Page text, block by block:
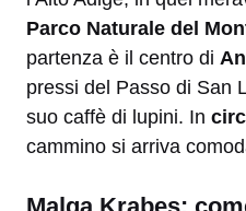
Parco Naturale del
partenza è il centro di
pressi del Passo di San
suo caffè di lupini. In
cammino si arriva